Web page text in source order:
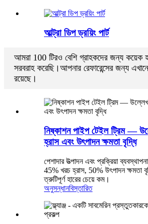
আল্ট্রা ডিপ ড্রয়িং পার্ট
আমরা 100 টিরও বেশি গ্রাহকদের জন্য কয়েক
সরবরাহ করেছি।আপনার রেফারেন্সের জন্য
রয়েছে।
নিষ্কাশন পাইপ টেইল ট্রিম —
হ্রাস এবং উৎপাদন ক্ষমতা বৃদ্ধি
পেশাদার উত্পাদন এবং প্রক্রিয়া
45% খরচ হ্রাস, 50% উৎপাদন ক্ষমতা
ত্রুটিপূর্ণ হারের চেয়ে কম।
অনুসন্ধানবিস্তারিত